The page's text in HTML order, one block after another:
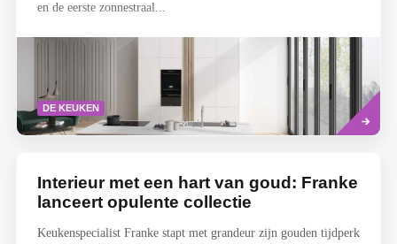
en de eerste zonnestraal...
DE KEUKEN
Read
more
Interieur met een hart van goud: Franke
lanceert opulente collectie
Keukenspecialist Franke stapt met grandeur zijn gouden tijdperk